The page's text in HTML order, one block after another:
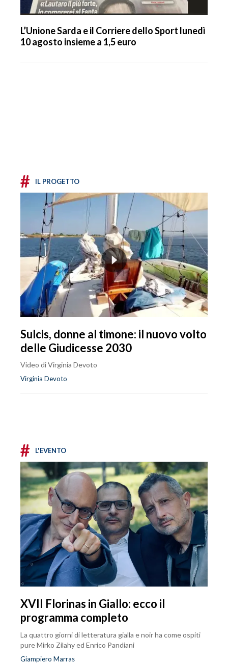
L’Unione Sarda e il Corriere dello Sport lunedì
10 agosto insieme a 1,5 euro
# IL PROGETTO
Sulcis, donne al timone: il nuovo volto
delle Giudicesse 2030
Video di Virginia Devoto
Virginia Devoto
# L'EVENTO
XVII Florinas in Giallo: ecco il
programma completo
La quattro giorni di letteratura gialla e noir ha come ospiti
pure Mirko Zilahy ed Enrico Pandiani
Giampiero Marras